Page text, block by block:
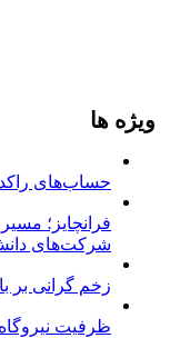
ویژه ها
حساب‌های راکد
فرانچایز؛
شرکت‌های
زخم گرانی بر
ظرفیت